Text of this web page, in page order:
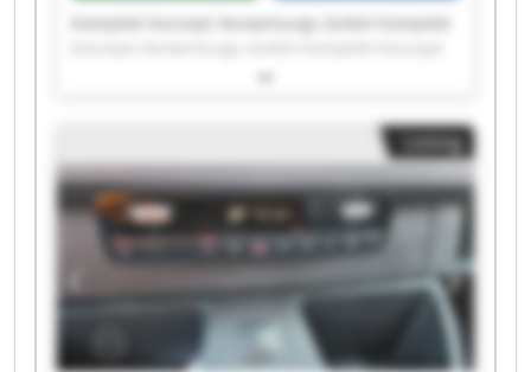
Komplett Konzept Verwertungs GmbH Komplett
Verwertungs GmbH Komplett Konzept
Verwertungs GmbH Komplett Konzept
Verwertungs GmbH Komplett Konzept
Verwertungs GmbH Komplett Konzept
Verwertungs GmbH Komplett Konzept
Verwertungs GmbH Komplett Konzept
Verwertungs GmbH Komplett Konzept
Verwertungs GmbH Komplett Konzept
Verwertungs GmbH Komplett Konzept
Verwertungs GmbH Komplett Konzept
Listing